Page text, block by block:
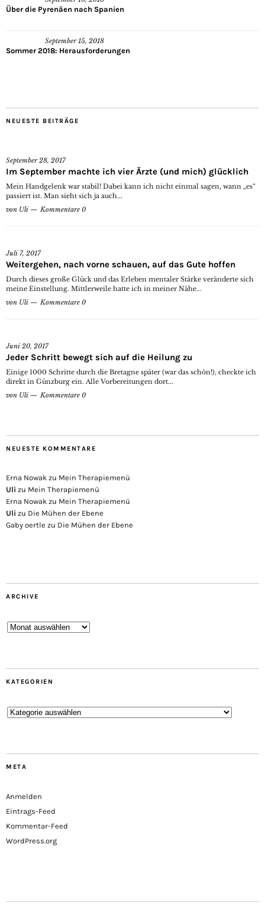
Über die Pyrenäen nach Spanien
September 15, 2018
Sommer 2018: Herausforderungen
NEUESTE BEITRÄGE
September 28, 2017
Im September machte ich vier Ärzte (und mich) glücklich
Mein Handgelenk war stabil! Dabei kann ich nicht einmal sagen, wann „es“
passiert ist. Man sieht sich ja auch...
von Uli Kommentare 0
Juli 7, 2017
Weitergehen, nach vorne schauen, auf das Gute hoffen
Durch dieses große Glück und das Erleben mentaler Stärke veränderte sich
meine Einstellung. Mittlerweile hatte ich in meiner Nähe...
von Uli Kommentare 0
Juni 20, 2017
Jeder Schritt bewegt sich auf die Heilung zu
Einige 1000 Schritte durch die Bretagne später (war das schön!), checkte ich
direkt in Günzburg ein. Alle Vorbereitungen dort...
von Uli Kommentare 0
NEUESTE KOMMENTARE
Erna Nowak zu Mein Therapiemenü
Uli zu Mein Therapiemenü
Erna Nowak zu Mein Therapiemenü
Uli zu Die Mühen der Ebene
Gaby oertle zu Die Mühen der Ebene
ARCHIVE
Archive
KATEGORIEN
Kategorien
META
Anmelden
Eintrags-Feed
Kommentar-Feed
WordPress.org